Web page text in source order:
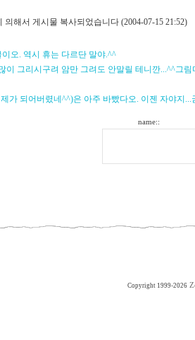
의해서 게시물 복사되었습니다 (2004-07-15 21:52)
오. 역시 휴는 다르단 말야.^^
이 그리시구려 암만 그려도 안말릴 테니깐...^^그
가 되어버렸네^^)은 아주 바빴다오. 이젠 자야지...
name::
Copyright 1999-2026